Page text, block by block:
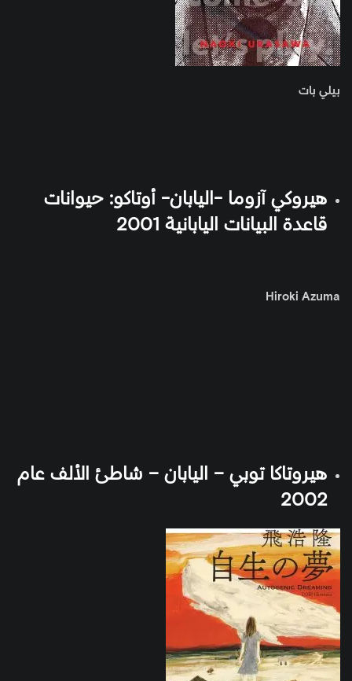
بيلي بات
هيروكي آزوما -اليابان- أوتاكو: حيوانات
قاعدة البيانات اليابانية 2001
Hiroki Azuma
هيروتاكا توبي – اليابان – شاطئ الألف عام
2002